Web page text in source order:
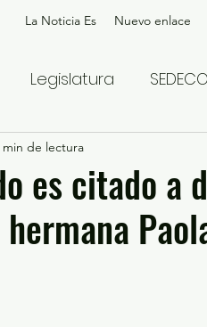
La Noticia Es Nuevo enlace
Legislatura SEDECO
Gubernatura Edoméx
y Justicia
es citado a
min de lectura